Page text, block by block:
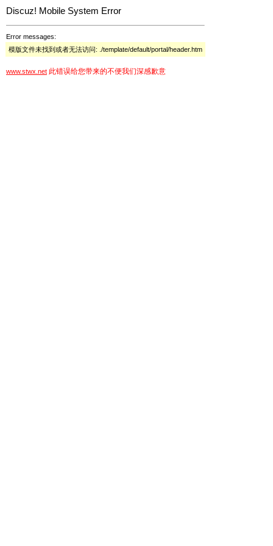
Discuz! Mobile System Error
Error messages:
模版文件未找到或者无法访问: ./template/default/portal/header.htm
www.stwx.net 此错误给您带来的不便我们深感歉意